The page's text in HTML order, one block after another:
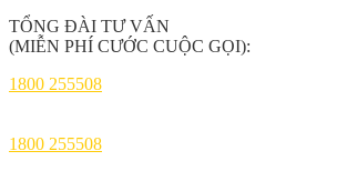
TỔNG ĐÀI TƯ VẤN
(MIỄN PHÍ CƯỚC CUỘC GỌI):
1800 255508
1800 255508